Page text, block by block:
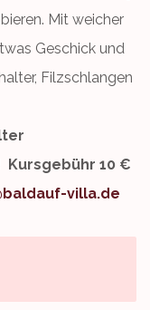
Mit weicher
Geschick und
Filzschlangen
10 €
villa.de